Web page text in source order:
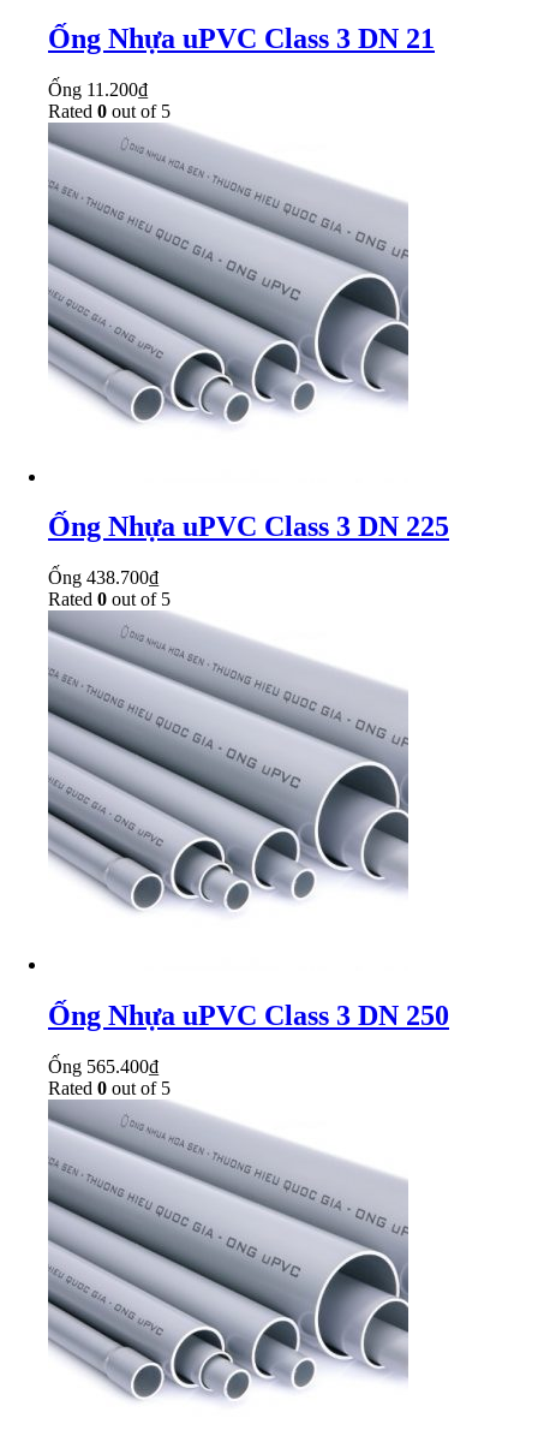
Ống Nhựa uPVC Class 3 DN 21
Ống 11.200₫
Rated 0 out of 5
Ống Nhựa uPVC Class 3 DN 225
Ống 438.700₫
Rated 0 out of 5
Ống Nhựa uPVC Class 3 DN 250
Ống 565.400₫
Rated 0 out of 5